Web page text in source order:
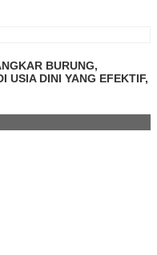
BURUNG,
USIA DINI YANG EFEKTIF,